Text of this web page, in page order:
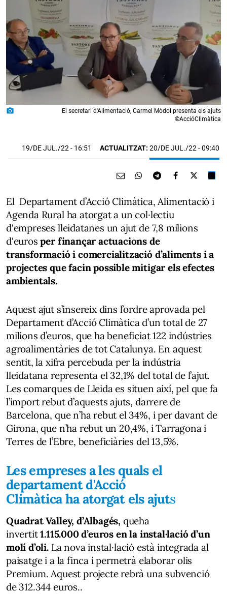
photo_camera
El secretari d'Alimentació, Carmel Mòdol presenta els ajuts
©AccióClimàtica
19/DE JUL./22 - 16:51 ACTUALITZAT: 20/DE JUL./22 - 09:40
El Departament d’Acció Climàtica, Alimentació i
Agenda Rural ha atorgat a un col·lectiu
d'empreses lleidatanes un ajut de 7,8 milions
d'eurosper finançar actuacions de
transformació i comercialització d’aliments i a
projectes que facin possible mitigar els efectes
ambientals.
Aquest ajut s’insereix dins l’ordre aprovada pel
Departament d’Acció Climàtica d’un total de 27
milions d’euros, que ha beneficiat 122 indústries
agroalimentàries de tot Catalunya. En aquest
sentit, la xifra percebuda per la indústria
lleidatana representa el 32,1% del total de l’ajut.
Les comarques de Lleida es situen així, pel que fa
l’import rebut d’aquests ajuts, darrere de
Barcelona, que n’ha rebut el 34%, i per davant de
Girona, que n’ha rebut un 20,4%, i Tarragona i
Terres de l’Ebre, beneficiàries del 13,5%.
Les empreses a les quals el
departament d'Acció
Climàtica ha atorgat els ajuts
Quadrat Valley, d’Albagés, queha
invertit1.115.000 d’euros en la instal·lació d’un
molí d’oli. La nova instal·lació està integrada al
paisatge i a la finca i permetrà elaborar olis
Premium. Aquest projecte rebrà una subvenció
de 312.344 euros..